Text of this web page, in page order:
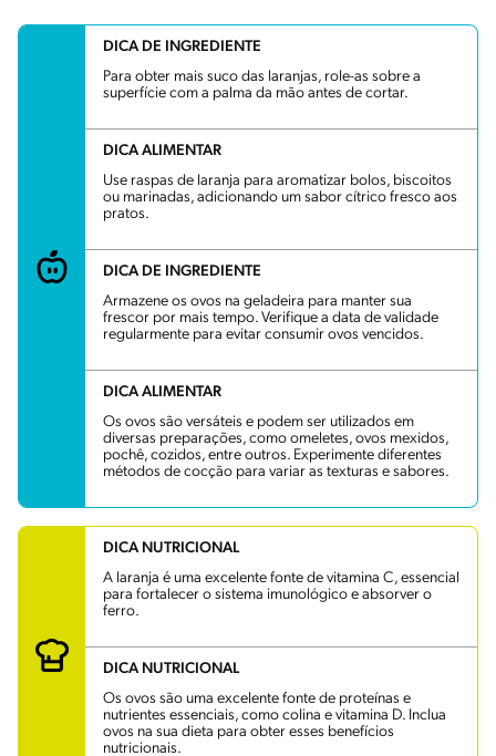
DICA DE INGREDIENTE
Para obter mais suco das laranjas, role-as sobre a
superfície com a palma da mão antes de cortar.
DICA ALIMENTAR
Use raspas de laranja para aromatizar bolos, biscoitos
ou marinadas, adicionando um sabor cítrico fresco aos
pratos.
DICA DE INGREDIENTE
Armazene os ovos na geladeira para manter sua
frescor por mais tempo. Verifique a data de validade
regularmente para evitar consumir ovos vencidos.
DICA ALIMENTAR
Os ovos são versáteis e podem ser utilizados em
diversas preparações, como omeletes, ovos mexidos,
pochê, cozidos, entre outros. Experimente diferentes
métodos de cocção para variar as texturas e sabores.
DICA NUTRICIONAL
A laranja é uma excelente fonte de vitamina C, essencial
para fortalecer o sistema imunológico e absorver o
ferro.
DICA NUTRICIONAL
Os ovos são uma excelente fonte de proteínas e
nutrientes essenciais, como colina e vitamina D. Inclua
ovos na sua dieta para obter esses benefícios
nutricionais.